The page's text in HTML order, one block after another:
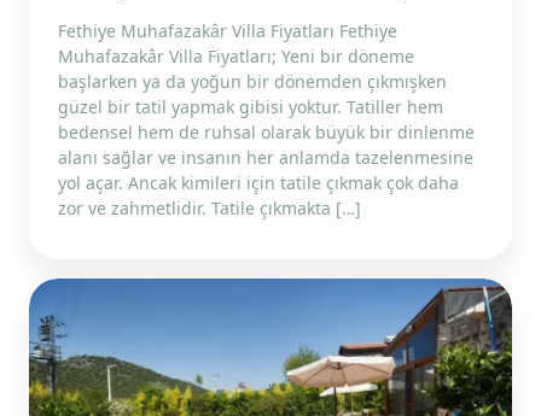
Fethiye Muhafazakâr Villa Fiyatları Fethiye
Muhafazakâr Villa Fiyatları; Yeni bir döneme
başlarken ya da yoğun bir dönemden çıkmışken
güzel bir tatil yapmak gibisi yoktur. Tatiller hem
bedensel hem de ruhsal olarak büyük bir dinlenme
alanı sağlar ve insanın her anlamda tazelenmesine
yol açar. Ancak kimileri için tatile çıkmak çok daha
zor ve zahmetlidir. Tatile çıkmakta […]